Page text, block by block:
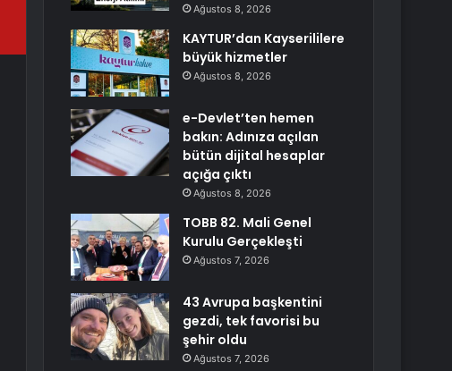
Ağustos 8, 2026
KAYTUR’dan Kayserililere
büyük hizmetler
Ağustos 8, 2026
e-Devlet’ten hemen
bakın: Adınıza açılan
bütün dijital hesaplar
açığa çıktı
Ağustos 8, 2026
TOBB 82. Mali Genel
Kurulu Gerçekleşti
Ağustos 7, 2026
43 Avrupa başkentini
gezdi, tek favorisi bu
şehir oldu
Ağustos 7, 2026